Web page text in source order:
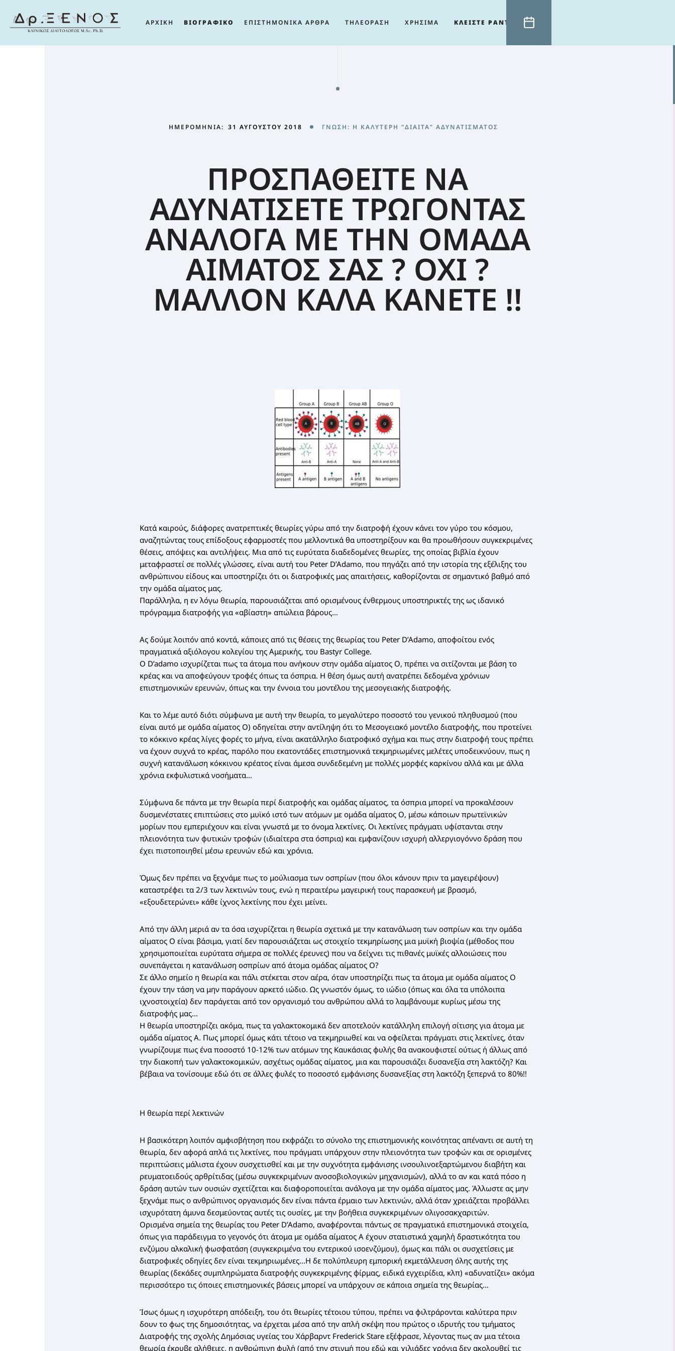
ΑΡΧΙΚΗ ΒΙΟΓΡΑΦΙΚΟ ΕΠΙΣΤΗΜΟΝΙΚΑ ΑΡΘΡΑ ΤΗΛΕΟΡΑΣΗ ΧΡΗΣΙΜΑ ΚΛΕΙΣΤΕ ΡΑΝΤΕΒΟΥ
ΗΜΕΡΟΜΗΝΊΑ: 31 ΑΥΓΟΎΣΤΟΥ 2018 ΓΝΏΣΗ: Η ΚΑΛΎΤΕΡΗ “ΔΊΑΙΤΑ” ΑΔΥΝΑΤΊΣΜΑΤΟΣ
ΠΡΟΣΠΑΘΕΙΤΕ ΝΑ
ΑΔΥΝΑΤΙΣΕΤΕ ΤΡΩΓΟΝΤΑΣ
ΑΝΑΛΟΓΑ ΜΕ ΤΗΝ ΟΜΑΔΑ
ΑΙΜΑΤΟΣ ΣΑΣ ? ΟΧΙ ?
ΜΑΛΛΟΝ ΚΑΛΑ ΚΑΝΕΤΕ !!
Κατά καιρούς, διάφορες ανατρεπτικές θεωρίες γύρω από την διατροφή έχουν κάνει τον γύρο του κόσμου,
αναζητώντας τους επίδοξους εφαρμοστές που μελλοντικά θα υποστηρίξουν και θα προωθήσουν συγκεκριμένες
θέσεις, απόψεις και αντιλήψεις. Μια από τις ευρύτατα διαδεδομένες θεωρίες, της οποίας βιβλία έχουν
μεταφραστεί σε πολλές γλώσσες, είναι αυτή του Peter D’Adamo, που πηγάζει από την ιστορία της εξέλιξης του
ανθρώπινου είδους και υποστηρίζει ότι οι διατροφικές μας απαιτήσεις, καθορίζονται σε σημαντικό βαθμό από
την ομάδα αίματος μας.
Παράλληλα, η εν λόγω θεωρία, παρουσιάζεται από ορισμένους ένθερμους υποστηρικτές της ως ιδανικό
πρόγραμμα διατροφής για «αβίαστη» απώλεια βάρους…
Ας δούμε λοιπόν από κοντά, κάποιες από τις θέσεις της θεωρίας του Peter D’Adamo, αποφοίτου ενός
πραγματικά αξιόλογου κολεγίου της Αμερικής, του Bastyr College.
Ο D’adamo ισχυρίζεται πως τα άτομα που ανήκουν στην ομάδα αίματος Ο, πρέπει να σιτίζονται με βάση το
κρέας και να αποφεύγουν τροφές όπως τα όσπρια. Η θέση όμως αυτή ανατρέπει δεδομένα χρόνιων
επιστημονικών ερευνών, όπως και την έννοια του μοντέλου της μεσογειακής διατροφής.
Και το λέμε αυτό διότι σύμφωνα με αυτή την θεωρία, το μεγαλύτερο ποσοστό του γενικού πληθυσμού (που
είναι αυτό με ομάδα αίματος Ο) οδηγείται στην αντίληψη ότι το Μεσογειακό μοντέλο διατροφής, που προτείνει
το κόκκινο κρέας λίγες φορές το μήνα, είναι ακατάλληλο διατροφικό σχήμα και πως στην διατροφή τους πρέπει
να έχουν συχνά το κρέας, παρόλο που εκατοντάδες επιστημονικά τεκμηριωμένες μελέτες υποδεικνύουν, πως η
συχνή κατανάλωση κόκκινου κρέατος είναι άμεσα συνδεδεμένη με πολλές μορφές καρκίνου αλλά και με άλλα
χρόνια εκφυλιστικά νοσήματα…
Σύμφωνα δε πάντα με την θεωρία περί διατροφής και ομάδας αίματος, τα όσπρια μπορεί να προκαλέσουν
δυσμενέστατες επιπτώσεις στο μυϊκό ιστό των ατόμων με ομάδα αίματος Ο, μέσω κάποιων πρωτεϊνικών
μορίων που εμπεριέχουν και είναι γνωστά με το όνομα λεκτίνες. Οι λεκτίνες πράγματι υφίστανται στην
πλειονότητα των φυτικών τροφών (ιδιαίτερα στα όσπρια) και εμφανίζουν ισχυρή αλλεργιογόννο δράση που
έχει πιστοποιηθεί μέσω ερευνών εδώ και χρόνια.
Όμως δεν πρέπει να ξεχνάμε πως το μούλιασμα των οσπρίων (που όλοι κάνουν πριν τα μαγειρέψουν)
καταστρέφει τα 2/3 των λεκτινών τους, ενώ η περαιτέρω μαγειρική τους παρασκευή με βρασμό,
«εξουδετερώνει» κάθε ίχνος λεκτίνης που έχει μείνει.
Από την άλλη μεριά αν τα όσα ισχυρίζεται η θεωρία σχετικά με την κατανάλωση των οσπρίων και την ομάδα
αίματος Ο είναι βάσιμα, γιατί δεν παρουσιάζεται ως στοιχείο τεκμηρίωσης μια μυϊκή βιοψία (μέθοδος που
χρησιμοποιείται ευρύτατα σήμερα σε πολλές έρευνες) που να δείχνει τις πιθανές μυϊκές αλλοιώσεις που
συνεπάγεται η κατανάλωση οσπρίων από άτομα ομάδας αίματος Ο?
Σε άλλο σημείο η θεωρία και πάλι στέκεται στον αέρα, όταν υποστηρίζει πως τα άτομα με ομάδα αίματος Ο
έχουν την τάση να μην παράγουν αρκετό ιώδιο. Ως γνωστόν όμως, το ιώδιο (όπως και όλα τα υπόλοιπα
ιχνοστοιχεία) δεν παράγεται από τον οργανισμό του ανθρώπου αλλά το λαμβάνουμε κυρίως μέσω της
διατροφής μας…
Η θεωρία υποστηρίζει ακόμα, πως τα γαλακτοκομικά δεν αποτελούν κατάλληλη επιλογή σίτισης για άτομα με
ομάδα αίματος Α. Πως μπορεί όμως κάτι τέτοιο να τεκμηριωθεί και να οφείλεται πράγματι στις λεκτίνες, όταν
γνωρίζουμε πως ένα ποσοστό 10-12% των ατόμων της Καυκάσιας φυλής θα ανακουφιστεί ούτως ή άλλως από
την διακοπή των γαλακτοκομικών, ασχέτως ομάδας αίματος, μια και παρουσιάζει δυσανεξία στη λακτόζη? Και
βέβαια να τονίσουμε εδώ ότι σε άλλες φυλές το ποσοστό εμφάνισης δυσανεξίας στη λακτόζη ξεπερνά το 80%!!
Η θεωρία περί λεκτινών
Η βασικότερη λοιπόν αμφισβήτηση που εκφράζει το σύνολο της επιστημονικής κοινότητας απέναντι σε αυτή τη
θεωρία, δεν αφορά απλά τις λεκτίνες, που πράγματι υπάρχουν στην πλειονότητα των τροφών και σε ορισμένες
περιπτώσεις μάλιστα έχουν συσχετισθεί και με την συχνότητα εμφάνισης ινσουλινοεξαρτώμενου διαβήτη και
ρευματοειδούς αρθρίτιδας (μέσω συγκεκριμένων ανοσοβιολογικών μηχανισμών), αλλά το αν και κατά πόσο η
δράση αυτών των ουσιών σχετίζεται και διαφοροποιείται ανάλογα με την ομάδα αίματος μας. Άλλωστε ας μην
ξεχνάμε πως ο ανθρώπινος οργανισμός δεν είναι πάντα έρμαιο των λεκτινών, αλλά όταν χρειάζεται προβάλλει
ισχυρότατη άμυνα δεσμεύοντας αυτές τις ουσίες, με την βοήθεια συγκεκριμένων ολιγοσακχαριτών.
Ορισμένα σημεία της θεωρίας του Peter D’Adamo, αναφέρονται πάντως σε πραγματικά επιστημονικά στοιχεία,
όπως για παράδειγμα το γεγονός ότι άτομα με ομάδα αίματος Α έχουν στατιστικά χαμηλή δραστικότητα του
ενζύμου αλκαλική φωσφατάση (συγκεκριμένα του εντερικού ισοενζύμου), όμως και πάλι οι συσχετίσεις με
διατροφικές οδηγίες δεν είναι τεκμηριωμένες…Η δε πολύπλευρη εμπορική εκμετάλλευση όλης αυτής της
θεωρίας (δεκάδες συμπληρώματα διατροφής συγκεκριμένης φίρμας, ειδικά εγχειρίδια, κλπ) «αδυνατίζει» ακόμα
περισσότερο τις όποιες επιστημονικές βάσεις μπορεί να υπάρχουν σε κάποια σημεία της θεωρίας…
Ίσως όμως η ισχυρότερη απόδειξη, του ότι θεωρίες τέτοιου τύπου, πρέπει να φιλτράρονται καλύτερα πριν
δουν το φως της δημοσιότητας, να έρχεται μέσα από την απλή σκέψη που πρώτος ο ιδρυτής του τμήματος
Διατροφής της σχολής Δημόσιας υγείας του Χάρβαρντ Frederick Stare εξέφρασε, λέγοντας πως αν μια τέτοια
θεωρία έκρυβε αλήθειες, η ανθρώπινη φυλή (από την στιγμή που εδώ και χιλιάδες χρόνια δεν ακολουθεί τις